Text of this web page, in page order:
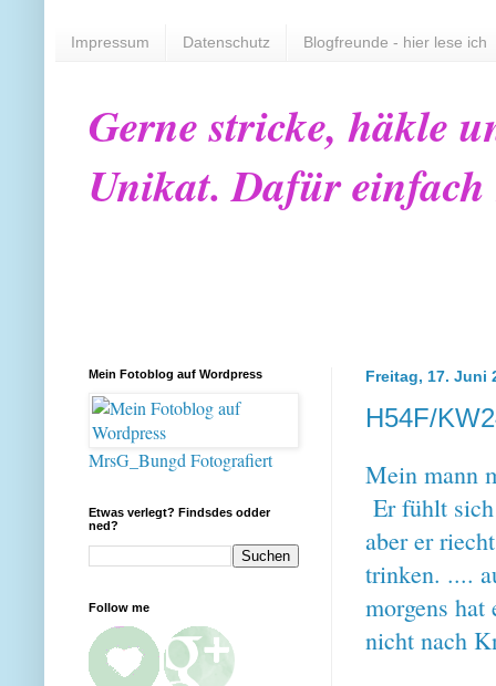
Impressum Datenschutz Blogfreunde - hier lese ich
Gerne stricke, häkle
Unikat. Dafür
Freitag, 17. Juni
H54F/
Mein mann
Er fühlt
aber er
trinken. ....
morgens hat
nicht nach
Mein Fotoblog auf Wordpress
MrsG_Bungd Fotografiert
Etwas verlegt? Findsdes odder
ned?
Follow me